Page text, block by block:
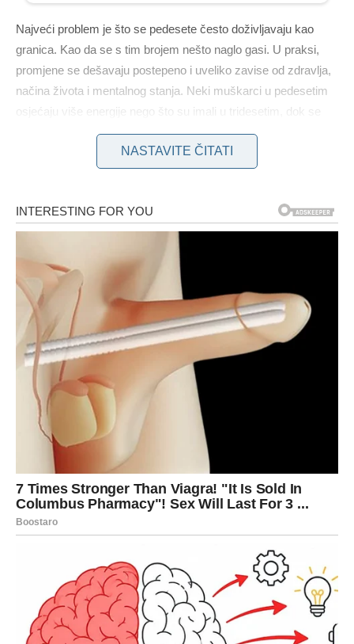
Najveći problem je što se pedesete često doživljavaju kao
granica. Kao da se s tim brojem nešto naglo gasi. U praksi,
promjene se dešavaju postepeno i uveliko zavise od zdravlja,
načina života i mentalnog stanja. Neki muškarci u pedesetim
osjećaju više energije nego što su imali u tridesetim, dok se
drugi suočavaju s padom – ali to nema veze isključivo s
pedesete naglo nestaje. Istina je da taj hormon počinje
lagano opadati već nakon tridesete godine, ali taj proces je
Kod velikog broja muškaraca nivo
hormona ostaje sasvim dovoljan za normalan i
ispunjen intimni život i mnogo kasnije.Promjene koje se
javljaju nisu znak kraja, već signal da tijelo traži drugačiji
ritam.
Često se zaboravlja i psihološki faktor. Muškarci u zrelijim
godinama obično imaju više iskustva, manje nesigurnosti i
bolju komunikaciju s partnericom. Upravo ta emocionalna
stabilnost može poboljšati bliskost. Intimnost tada ne zavisi
samo od fizičke snage, već od povezanosti, povjerenja i
razumijevanja, što mnogima donosi kvalitetniji odnos nego u
mlađim godinama.
ne znači da je tada sve najbolje. Mnogi muškarci između
tridesete i četrdesete navode da tada prvi put osjećaju pravi
balans. Imaju više kontrole, više samopouzdanja i bolju svijest
o potrebama partnerice.Snaga se tada ne mjeri brzinom,
NASTAVITE ČITATI